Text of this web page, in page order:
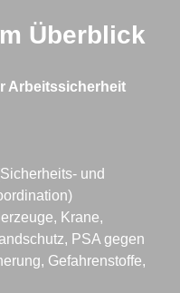
Überblick
Arbeitssicherheit
und
Krane,
PSA gegen
Gefahrenstoffe,